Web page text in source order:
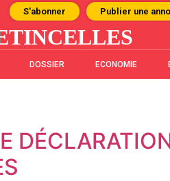
S'abonner Publier une
DOSSIER ECONOMIE